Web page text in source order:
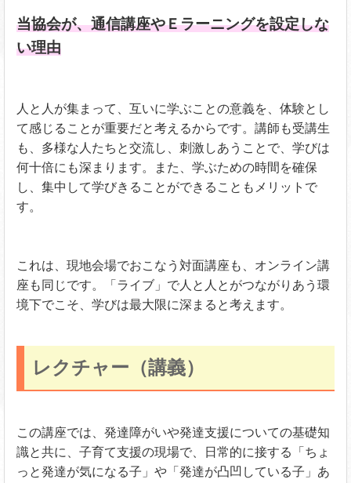
当協会が、通信講座やＥラーニングを設定しな
い理由
人と人が集まって、互いに学ぶことの意義を、体験とし
て感じることが重要だと考えるからです。講師も受講生
も、多様な人たちと交流し、刺激しあうことで、学びは
何十倍にも深まります。また、学ぶための時間を確保
し、集中して学びきることができることもメリットで
す。
これは、現地会場でおこなう対面講座も、オンライン講
座も同じです。「ライブ」で人と人とがつながりあう環
境下でこそ、学びは最大限に深まると考えます。
レクチャー（講義）
この講座では、発達障がいや発達支援についての基礎知
識と共に、子育て支援の現場で、日常的に接する「ちょ
っと発達が気になる子」や「発達が凸凹している子」あ